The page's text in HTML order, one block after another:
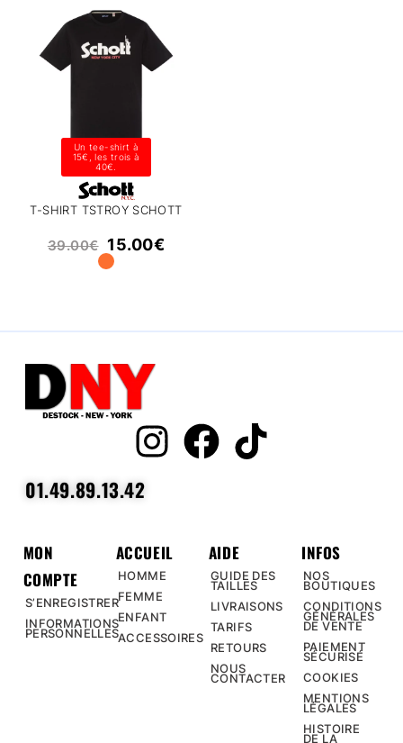
Un tee-shirt à
15€, les trois à
40€.
T-SHIRT TSTROY SCHOTT
39.00€ 15.00€
01.49.89.13.42
MON
COMPTE
S’ENREGISTRER
INFORMATIONS
PERSONNELLES
ACCUEIL
HOMME
FEMME
ENFANT
ACCESSOIRES
AIDE
GUIDE DES
TAILLES
LIVRAISONS
TARIFS
RETOURS
NOUS
CONTACTER
INFOS
NOS
BOUTIQUES
CONDITIONS
GÉNÉRALES
DE VENTE
PAIEMENT
SÉCURISÉ
COOKIES
MENTIONS
LÉGALES
HISTOIRE
DE LA